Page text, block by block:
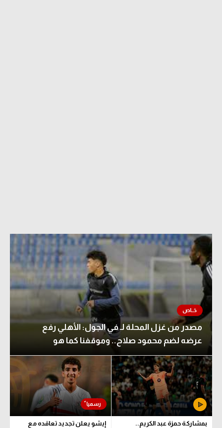
مصدر من غزل المحلة لـ في الجول: الأهلي رفع
عرضه لضم محمود صلاح.. وموقفنا كما هو
بمشاركة حمزة عبد الكريم..
إيشو يعلن تجديد تعاقده مع